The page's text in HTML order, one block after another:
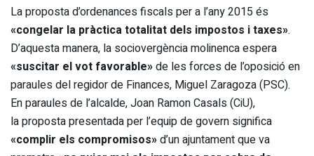
La proposta d’ordenances fiscals per a l’any 2015 és
«congelar la pràctica totalitat dels impostos i taxes».
D’aquesta manera, la sociovergència molinenca espera
«suscitar el vot favorable»de les forces de l’oposició en
paraules del regidor de Finances, Miguel Zaragoza (PSC).
En paraules de l’alcalde, Joan Ramon Casals (CiU),
la proposta presentada per l’equip de govern significa
«complir els compromisos»d’un ajuntament que va